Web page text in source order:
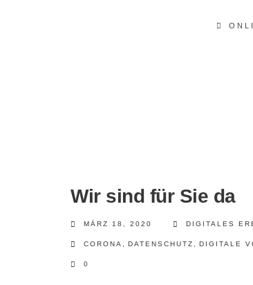
Wir sind für Sie da
MÄRZ 18, 2020 DIGITALES
CORONA DATENSCHUTZ DIGITALE
0